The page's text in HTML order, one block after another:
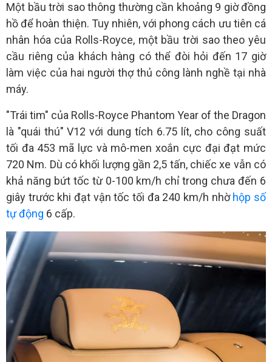
Một bầu trời sao thông thường cần khoảng 9 giờ đồng
hồ để hoàn thiện. Tuy nhiên, với phong cách ưu tiên cá
nhân hóa của Rolls-Royce, một bầu trời sao theo yêu
cầu riêng của khách hàng có thể đòi hỏi đến 17 giờ
làm việc của hai người thợ thủ công lành nghề tại nhà
máy.
"Trái tim" của Rolls-Royce Phantom Year of the Dragon
là "quái thú" V12 với dung tích 6.75 lít, cho công suất
tối đa 453 mã lực và mô-men xoắn cực đại đạt mức
720 Nm. Dù có khối lượng gần 2,5 tấn, chiếc xe vẫn có
khả năng bứt tốc từ 0-100 km/h chỉ trong chưa đến 6
giây trước khi đạt vận tốc tối đa 240 km/h nhờ hộp số
tự động 6 cấp.